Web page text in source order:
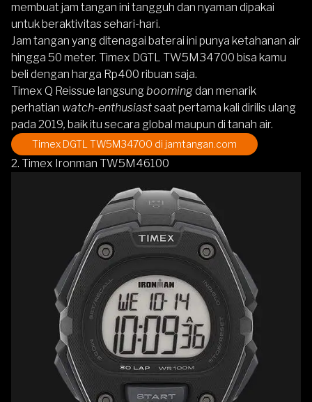
membuat jam tangan ini tangguh dan nyaman dipakai
untuk beraktivitas sehari-hari.
Jam tangan yang ditenagai baterai ini punya ketahanan air
hingga 50 meter. Timex DGTL TW5M34700 bisa kamu
beli dengan harga Rp400 ribuan saja.
Timex Q Reissue langsung boomingdan menarik
perhatian watch-enthusiastsaat pertama kali dirilis ulang
pada 2019, baik itu secara global maupun di tanah air.
Timex DGTL TW5M34700 di jamtangan.com
2. Timex Ironman TW5M46100